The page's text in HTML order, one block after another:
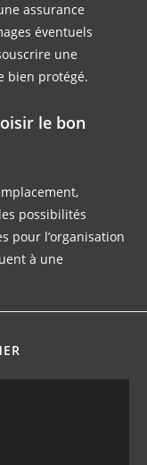
assurance
éventuels
une
bien protégé.
le bon
possibilités
pour l’organisation
à une